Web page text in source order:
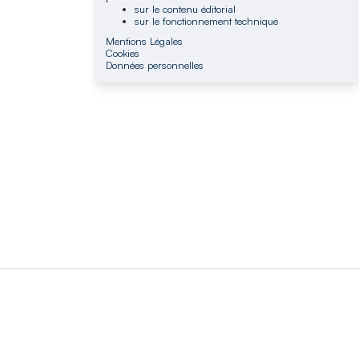
sur le contenu éditorial
sur le fonctionnement technique
Mentions Légales
Cookies
Données personnelles